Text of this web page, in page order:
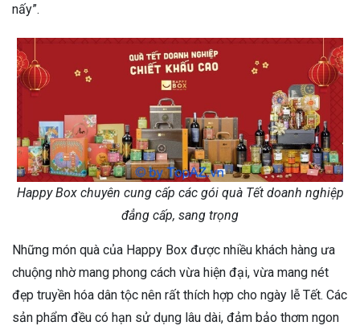
nấy”.
Happy Box chuyên cung cấp các gói quà Tết doanh nghiệp
đẳng cấp, sang trọng
Những món quà của Happy Box được nhiều khách hàng ưa
chuộng nhờ mang phong cách vừa hiện đại, vừa mang nét
đẹp truyền hóa dân tộc nên rất thích hợp cho ngày lễ Tết. Các
sản phẩm đều có hạn sử dụng lâu dài, đảm bảo thơm ngon